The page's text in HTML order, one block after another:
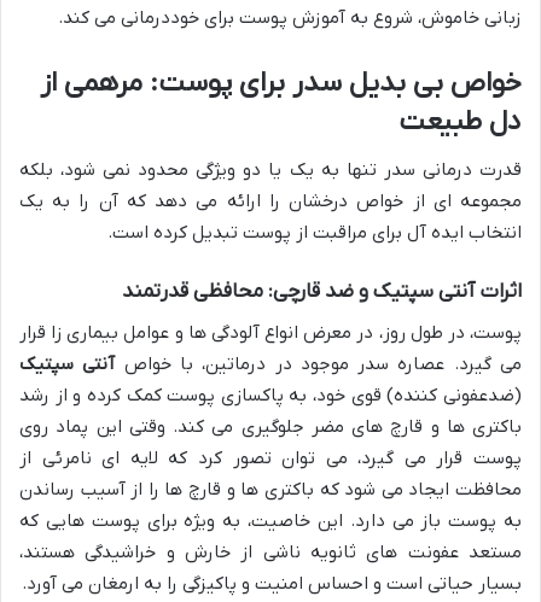
زبانی خاموش، شروع به آموزش پوست برای خوددرمانی می کند.
خواص بی بدیل سدر برای پوست: مرهمی از
دل طبیعت
قدرت درمانی سدر تنها به یک یا دو ویژگی محدود نمی شود، بلکه
مجموعه ای از خواص درخشان را ارائه می دهد که آن را به یک
انتخاب ایده آل برای مراقبت از پوست تبدیل کرده است.
اثرات آنتی سپتیک و ضد قارچی: محافظی قدرتمند
پوست، در طول روز، در معرض انواع آلودگی ها و عوامل بیماری زا قرار
می گیرد. عصاره سدر موجود در درماتین، با خواصآنتی سپتیک
(ضدعفونی کننده) قوی خود، به پاکسازی پوست کمک کرده و از رشد
باکتری ها و قارچ های مضر جلوگیری می کند. وقتی این پماد روی
پوست قرار می گیرد، می توان تصور کرد که لایه ای نامرئی از
محافظت ایجاد می شود که باکتری ها و قارچ ها را از آسیب رساندن
به پوست باز می دارد. این خاصیت، به ویژه برای پوست هایی که
مستعد عفونت های ثانویه ناشی از خارش و خراشیدگی هستند،
بسیار حیاتی است و احساس امنیت و پاکیزگی را به ارمغان می آورد.